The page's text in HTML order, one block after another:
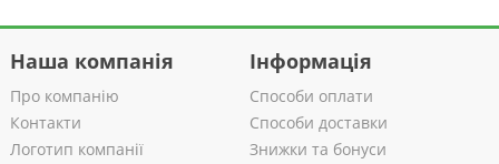
Наша компанія
Про компанію
Контакти
Логотип компанії
Інформація
Способи оплати
Способи доставки
Знижки та бонуси